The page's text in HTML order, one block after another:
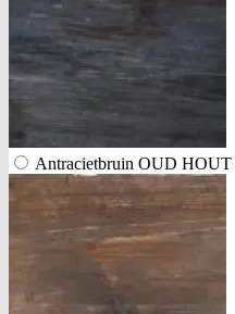
Antracietbruin OUD HOUT